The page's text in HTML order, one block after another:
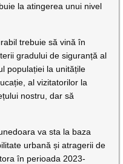
la atingerea unui nivel
trebuie să vină în
gradului de siguranță al
populației la unitățile
al vizitatorilor la
nostru, dar să
va sta la baza
urbană și atragerii de
în perioada 2023-